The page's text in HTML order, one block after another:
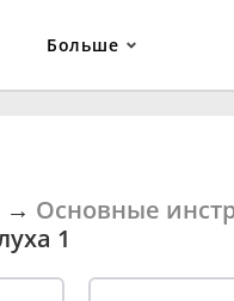
Больше
→ Основные
1